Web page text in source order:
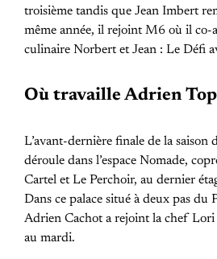
troisième tandis que Jean Imbert
même année, il rejoint M6 où il co-
culinaire Norbert et Jean : Le Défi
Où travaille Adrien
L’avant-dernière finale de la saison
déroule dans l’espace Nomade,
Cartel et Le Perchoir, au dernier
Dans ce palace situé à deux pas du
Adrien Cachot a rejoint la chef
au mardi.